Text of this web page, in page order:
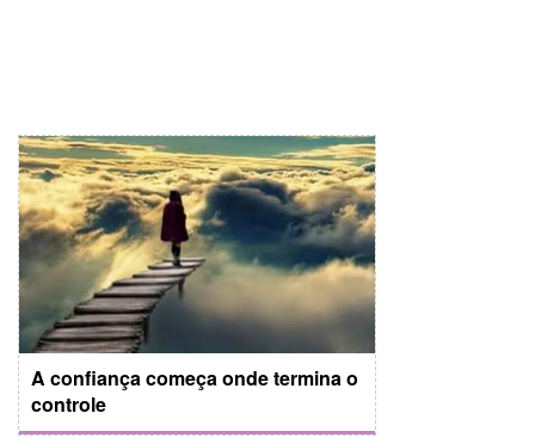
A confiança começa onde termina o
controle